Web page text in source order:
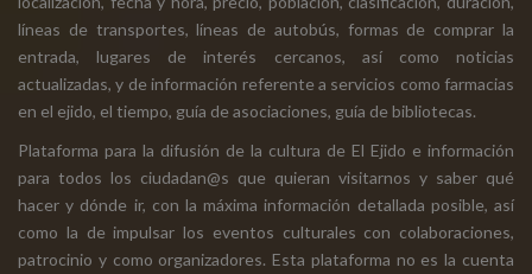
líneas de transportes, líneas de autobús, formas de comprar la
entrada, lugares de interés cercanos, así como noticias
actualizadas, y de información referente a servicios como farmacias
en el ejido, el tiempo, guía de asociaciones, guía de bibliotecas.
Plataforma para la difusión de la cultura de El Ejido e información
para todos los ciudadan@s que quieran visitarnos y saber qué
hacer y dónde ir, con la máxima información detallada posible, así
como la de impulsar los eventos culturales con colaboraciones,
patrocinio y como organizadores. Esta plataforma no es la cuenta